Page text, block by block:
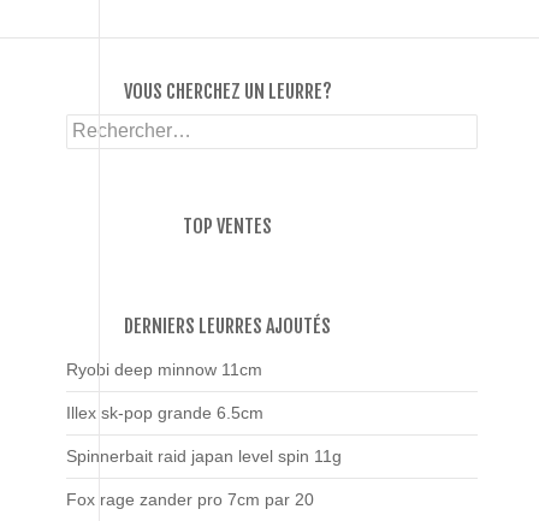
VOUS CHERCHEZ UN LEURRE?
Rechercher :
TOP VENTES
DERNIERS LEURRES AJOUTÉS
Ryobi deep minnow 11cm
Illex sk-pop grande 6.5cm
Spinnerbait raid japan level spin 11g
Fox rage zander pro 7cm par 20